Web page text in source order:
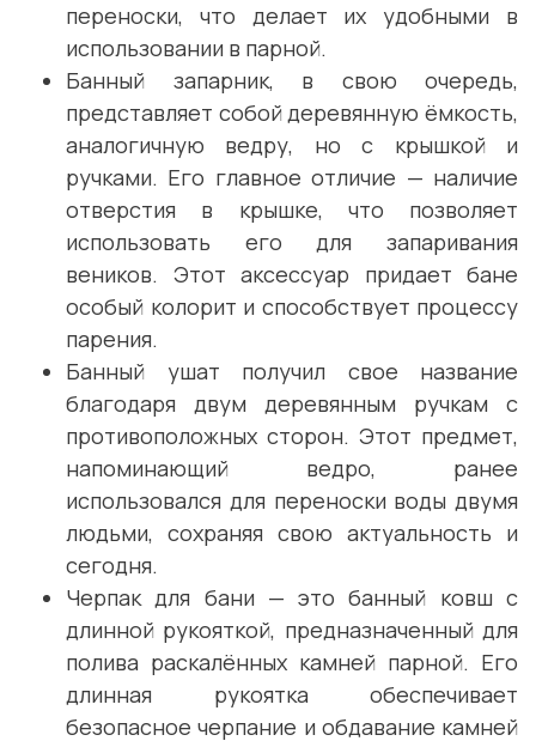
переноски, что делает их удобными в
использовании в парной.
Банный запарник, в свою очередь,
представляет собой деревянную ёмкость,
аналогичную ведру, но с крышкой и
ручками. Его главное отличие — наличие
отверстия в крышке, что позволяет
использовать его для запаривания
веников. Этот аксессуар придает бане
особый колорит и способствует процессу
парения.
Банный ушат получил свое название
благодаря двум деревянным ручкам с
противоположных сторон. Этот предмет,
напоминающий ведро, ранее
использовался для переноски воды двумя
людьми, сохраняя свою актуальность и
сегодня.
Черпак для бани — это банный ковш с
длинной рукояткой, предназначенный для
полива раскалённых камней парной. Его
длинная рукоятка обеспечивает
безопасное черпание и обдавание камней